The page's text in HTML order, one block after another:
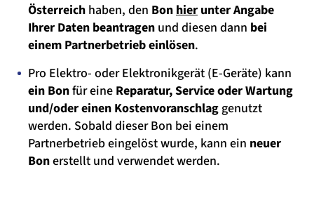
Österreich haben, den Bonhier unter Angabe
Ihrer Daten beantragen und diesen dann bei
einem Partnerbetrieb einlösen.
Pro Elektro- oder Elektronikgerät (E-Geräte) kann
ein Bonfür eine Reparatur, Service oder Wartung
und/oder einen Kostenvoranschlaggenutzt
werden. Sobald dieser Bon bei einem
Partnerbetrieb eingelöst wurde, kann ein neuer
Bonerstellt und verwendet werden.